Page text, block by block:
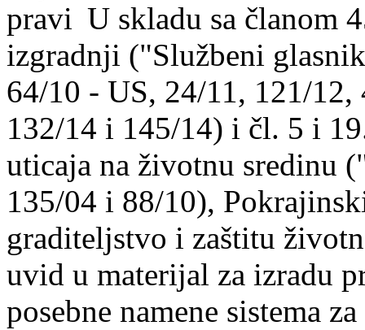
U skladu sa članom
izgradnji ("Službeni
64/10 - US, 24/11, 121/
132/14 i 145/14) i čl. 5 i
uticaja na životnu sredinu
135/04 i 88/10),
graditeljstvo i zaštitu
uvid u materijal za izradu
posebne namene sistema